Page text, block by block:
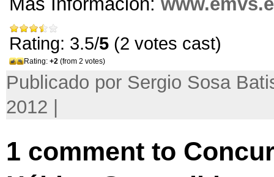
Rating: 3.5/5 (2 votes cast)
Rating: +2 (from 2 votes)
Publicado por Sergio Sosa
2012 |
1 comment to